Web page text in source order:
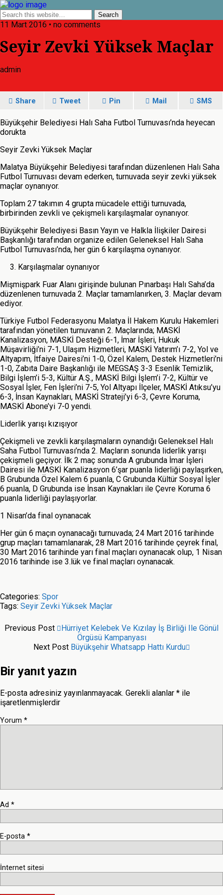
11 Mart 2016 • no comments
Seyir Zevki Yüksek Maçlar
admin
Share Tweet Pin Mail SMS
Büyükşehir Belediyesi Halı Saha Futbol Turnuvası’nda heyecan
dorukta
Seyir Zevki Yüksek Maçlar
Malatya Büyükşehir Belediyesi tarafından düzenlenen Halı Saha
Futbol Turnuvası devam ederken, turnuvada seyir zevki yüksek
maçlar oynanıyor.
Toplam 27 takımın 4 grupta mücadele ettiği turnuvada,
birbirinden zevkli ve çekişmeli karşılaşmalar oynanıyor.
Büyükşehir Belediyesi Basın Yayın ve Halkla İlişkiler Dairesi
Başkanlığı tarafından organize edilen Geleneksel Halı Saha
Futbol Turnuvası’nda, her gün 6 karşılaşma oynanıyor.
Karşılaşmalar oynanıyor
Mişmişpark Fuar Alanı girişinde bulunan Pınarbaşı Halı Saha’da
düzenlenen turnuvada 2. Maçlar tamamlanırken, 3. Maçlar devam
ediyor.
Türkiye Futbol Federasyonu Malatya İl Hakem Kurulu Hakemleri
tarafından yönetilen turnuvanın 2. Maçlarında; MASKİ
Kanalizasyon, MASKİ Desteği 6-1, İmar İşleri, Hukuk
Müşavirliği’ni 7-1, Ulaşım Hizmetleri, MASKİ Yatırım’ı 7-2, Yol ve
Altyapım, İtfaiye Dairesi’ni 1-0, Özel Kalem, Destek Hizmetleri’ni
1-0, Zabıta Daire Başkanlığı ile MEGSAŞ 3-3 Esenlik Temizlik,
Bilgi İşlem’i 5-3, Kültür A.Ş., MASKİ Bilgi İşlem’i 7-2, Kültür ve
Sosyal İşler, Fen İşleri’ni 7-5, Yol Altyapı İlçeler, MASKİ Atıksu’yu
6-3, İnsan Kaynakları, MASKİ Strateji’yi 6-3, Çevre Koruma,
MASKİ Abone’yi 7-0 yendi.
Liderlik yarışı kızışıyor
Çekişmeli ve zevkli karşılaşmaların oynandığı Geleneksel Halı
Saha Futbol Turnuvası’nda 2. Maçların sonunda liderlik yarışı
çekişmeli geçiyor. İlk 2 maç sonunda A grubunda İmar İşleri
Dairesi ile MASKİ Kanalizasyon 6’şar puanla liderliği paylaşırken,
B Grubunda Özel Kalem 6 puanla, C Grubunda Kültür Sosyal İşler
6 puanla, D Grubunda ise İnsan Kaynakları ile Çevre Koruma 6
puanla liderliği paylaşıyorlar.
1 Nisan’da final oynanacak
Her gün 6 maçın oynanacağı turnuvada; 24 Mart 2016 tarihinde
grup maçları tamamlanarak, 28 Mart 2016 tarihinde çeyrek final,
30 Mart 2016 tarihinde yarı final maçları oynanacak olup, 1 Nisan
2016 tarihinde ise 3.lük ve final maçları oynanacak.
Categories: Spor
Tags: Seyir Zevki Yüksek Maçlar
Previous Post
Hürriyet Kelebek Ve Kızılay İş Birliği Ile Gönül
Örgüsü Kampanyası
Next Post Büyükşehir Whatsapp Hattı Kurdu
Bir yanıt yazın
E-posta adresiniz yayınlanmayacak. Gerekli alanlar * ile
işaretlenmişlerdir
Yorum *
Ad *
E-posta *
İnternet sitesi